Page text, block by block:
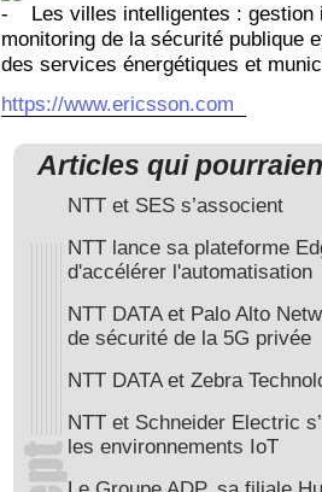
Les villes intelligentes :
monitoring de la sécurité publique
des services énergétiques et
https://www.ericsson.com
Articles qui
NTT et SES s’associent
NTT lance sa plateforme
d'accélérer l'automatisation
NTT DATA et Palo Alto
de sécurité de la 5G privée
NTT DATA et Zebra
NTT et Schneider Electric
les environnements IoT